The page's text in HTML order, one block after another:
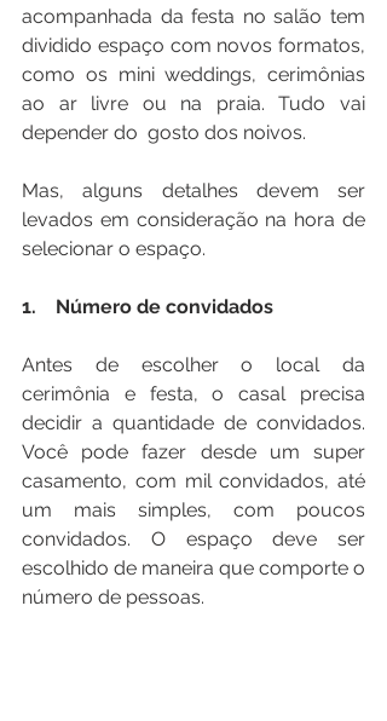
acompanhada da festa no salão tem
dividido espaço com novos formatos,
como os mini weddings, cerimônias
ao ar livre ou na praia. Tudo vai
depender do  gosto dos noivos.
Mas, alguns detalhes devem ser
levados em consideração na hora de
selecionar o espaço.
1.    Número de convidados
Antes de escolher o local da
cerimônia e festa, o casal precisa
decidir a quantidade de convidados.
Você pode fazer desde um super
casamento, com mil convidados, até
um mais simples, com poucos
convidados. O espaço deve ser
escolhido de maneira que comporte o
número de pessoas.